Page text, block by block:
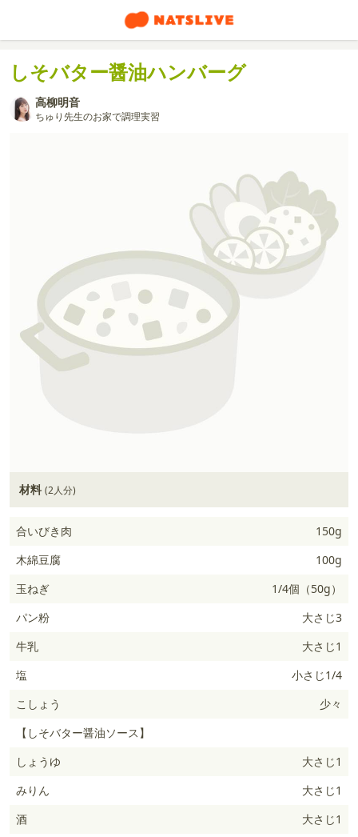
しそバター醤油ハンバーグ
高柳明音
ちゅり先生のお家で調理実習
材料 (2人分)
合いびき肉
150g
木綿豆腐
100g
玉ねぎ
1/4個（50g）
パン粉
大さじ3
牛乳
大さじ1
塩
小さじ1/4
こしょう
少々
【しそバター醤油ソース】
しょうゆ
大さじ1
みりん
大さじ1
酒
大さじ1